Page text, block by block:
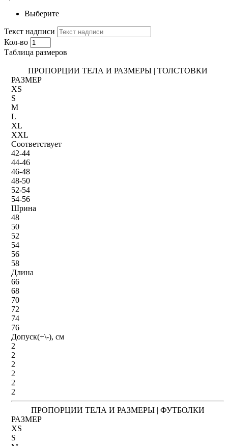
Выберите
Текст надписи
Кол-во
Таблица размеров
ПРОПОРЦИИ ТЕЛА И РАЗМЕРЫ | ТОЛСТОВКИ
РАЗМЕР
XS
S
M
L
XL
XXL
Соответствует
42-44
44-46
46-48
48-50
52-54
54-56
Шрина
48
50
52
54
56
58
Длина
66
68
70
72
74
76
Допуск(+\-), см
2
2
2
2
2
2
ПРОПОРЦИИ ТЕЛА И РАЗМЕРЫ | ФУТБОЛКИ
РАЗМЕР
XS
S